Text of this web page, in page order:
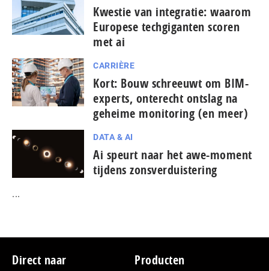
Kwestie van integratie: waarom
Europese tech­gi­gan­ten scoren
met ai
CARRIÈRE
Kort: Bouw schreeuwt om BIM-
experts, onterecht ontslag na
geheime monitoring (en meer)
DATA & AI
Ai speurt naar het awe-moment
tijdens zonsverduistering
...
Footer
Direct naar Producten